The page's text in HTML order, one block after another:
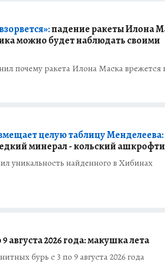
падение ракеты Илона
можно будет наблюдать своими
почему ракета Илона Маска врежется
целую таблицу Менделеева:
минерал - кольский
уникальность найденного в Хибинах
августа 2026 года: макушка лета
бурь с 3 по 9 августа 2026 года